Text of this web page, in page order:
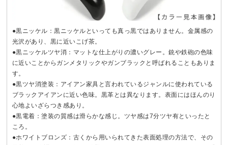
●黒ニッケル：黒ニッケルといっても真っ黒ではありません。金属感の
光沢があり、黒に近いこげ茶。
●黒ニッケルツヤ消：マットな仕上がりの濃いグレー。銃や鉄砲の色味
に近いことからガンメタリックやガンブラックと呼ばれることもありま
す。
●黒ツヤ消塗装：アイアン家具と言われているジャンルに使われている
ブラックアイアンに近い色味。黒革とは異なります。表面にはほんのり
心地よいざらつき感あり。
●黒電着：塗装の質感は滑らかな感じ。ツヤ感は7分ツヤ有といったと
ころ。
●ホワイトブロンズ：古くから用いられてきた表面処理の方法で、その